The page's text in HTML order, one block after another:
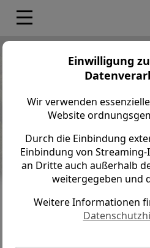
Einwilligung
Wir verwenden
Website
Durch die Einbindung
Einbindung von
an Dritte auch außerhalb
weitergegeben und
Weitere Informationen
1. DATENSCHUTZ AUF EINEN
Die folgenden Hinweise
Überblick darüber, was mit
Daten passiert, wenn Sie
Personenbezogene Daten
persönlich identifiziert
Informationen zum Thema